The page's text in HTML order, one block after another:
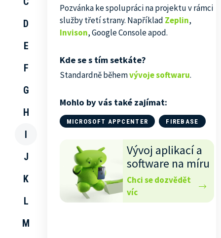
D
E
F
G
H
I
J
K
L
M
Pozvánka ke spolupráci na projektu v rámci
služby třetí strany. Například Zeplin,
Invison, Google Console apod.
Kde se s tím setkáte?
Standardně běhemvývoje softwaru.
Mohlo by vás také zajímat:
MICROSOFT APPCENTER FIREBASE
Vývoj aplikací a
software na míru
Chci se dozvědět
víc